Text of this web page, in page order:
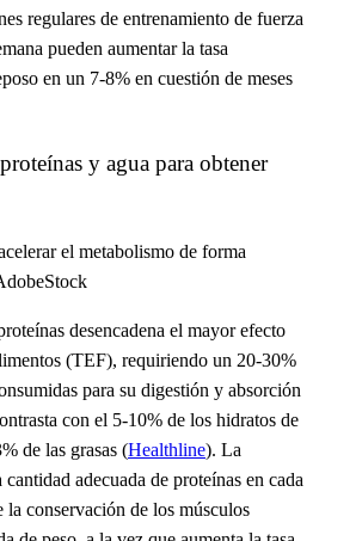
regulares de entrenamiento de fuerza
pueden aumentar la tasa
en un 7-8% en cuestión de meses
y agua para obtener
desencadena el mayor efecto
(TEF), requiriendo un 20-30%
para su digestión y absorción
con el 5-10% de los hidratos de
de las grasas (Healthline). La
adecuada de proteínas en cada
la conservación de los músculos